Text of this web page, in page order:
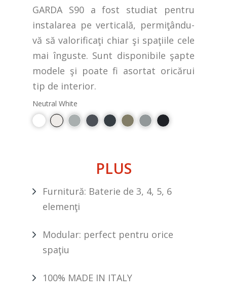
GARDA S90 a fost studiat pentru
instalarea pe verticală, permiţându-
vă să valorificaţi chiar şi spaţiile cele
mai înguste. Sunt disponibile şapte
modele şi poate fi asortat oricărui
tip de interior.
Neutral White
PLUS
Furnitură: Baterie de 3, 4, 5, 6
elemenţi
Modular: perfect pentru orice
spaţiu
100% MADE IN ITALY